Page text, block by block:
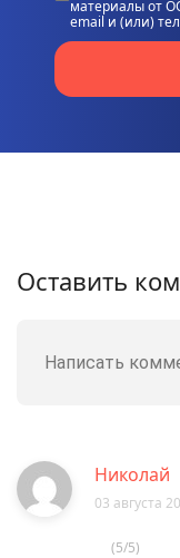
материалы от
email и (или)
Оставить
Николай
03 августа
(5/5)